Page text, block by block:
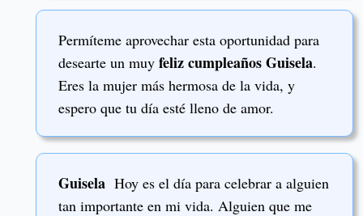
Permíteme aprovechar esta oportunidad para
desearte un muy feliz cumpleaños Guisela.
Eres la mujer más hermosa de la vida, y
espero que tu día esté lleno de amor.
Guisela Hoy es el día para celebrar a alguien
tan importante en mi vida. Alguien que me